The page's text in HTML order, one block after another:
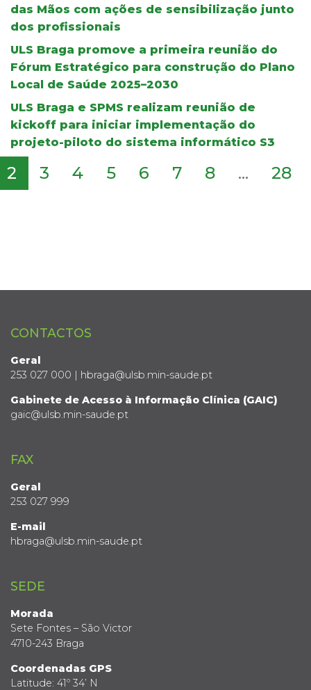
das Mãos com ações de sensibilização junto
dos profissionais
ULS Braga promove a primeira reunião do
Fórum Estratégico para construção do Plano
Local de Saúde 2025–2030
ULS Braga e SPMS realizam reunião de
kickoff para iniciar implementação do
projeto-piloto do sistema informático S3
2 3 4 5 6 7 8 ... 28
CONTACTOS
Geral
253 027 000 | hbraga@ulsb.min-saude.pt
Gabinete de Acesso à Informação Clínica (GAIC)
gaic@ulsb.min-saude.pt
FAX
Geral
253 027 999
E-mail
hbraga@ulsb.min-saude.pt
SEDE
Morada
Sete Fontes – São Victor
4710-243 Braga
Coordenadas GPS
Latitude: 41º 34’ N